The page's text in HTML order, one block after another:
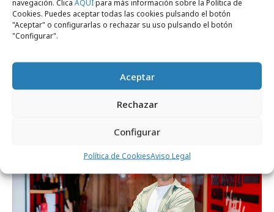
navegación. Clica AQUÍpara más información sobre la Política de
Cookies. Puedes aceptar todas las cookies pulsando el botón
"Aceptar" o configurarlas o rechazar su uso pulsando el botón
"Configurar".
Aceptar
Rechazar
Configurar
Política de CookiesAviso Legal
Manifiesto firma la campaña "El verano es
tuyo" de Sprinter